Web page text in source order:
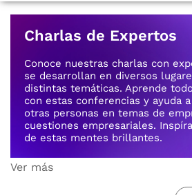
Charlas de Expertos
Conoce nuestras charlas con
se desarrollan en diversos
distintas temáticas. Aprende
con estas conferencias y ayuda
otras personas en temas de
cuestiones empresariales.
de estas mentes brillantes.
Ver más